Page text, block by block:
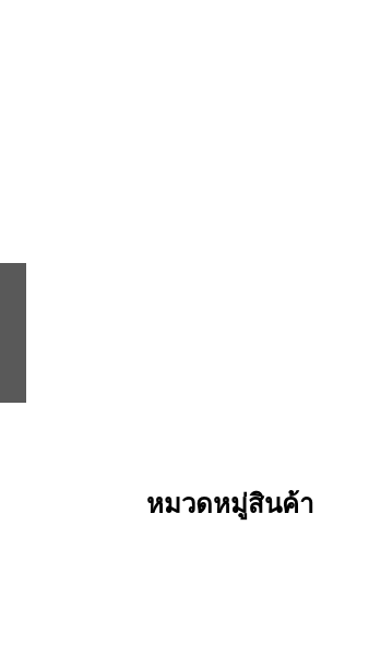
หมวดหมู่สินค้า